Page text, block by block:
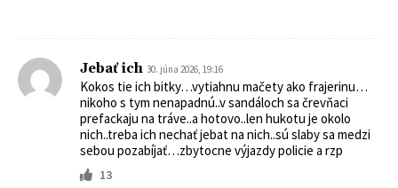
Jebať ich 30. júna 2026, 19:16
Kokos tie ich bitky…vytiahnu mačety ako frajerinu…
nikoho s tym nenapadnú..v sandáloch sa črevňaci
prefackaju na tráve..a hotovo..len hukotu je okolo
nich..treba ich nechať jebat na nich..sú slaby sa medzi
sebou pozabíjať…zbytocne výjazdy policie a rzp
13